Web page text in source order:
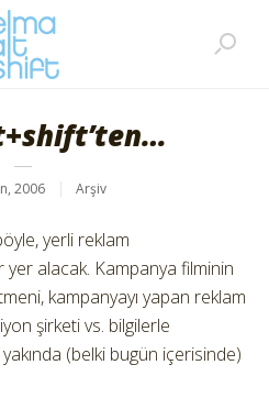
2006 Arşiv
yerli reklam
yer alacak. Kampanya filminin
kampanyayı yapan reklam
şirketi vs. bilgilerle
(belki bugün içerisinde)